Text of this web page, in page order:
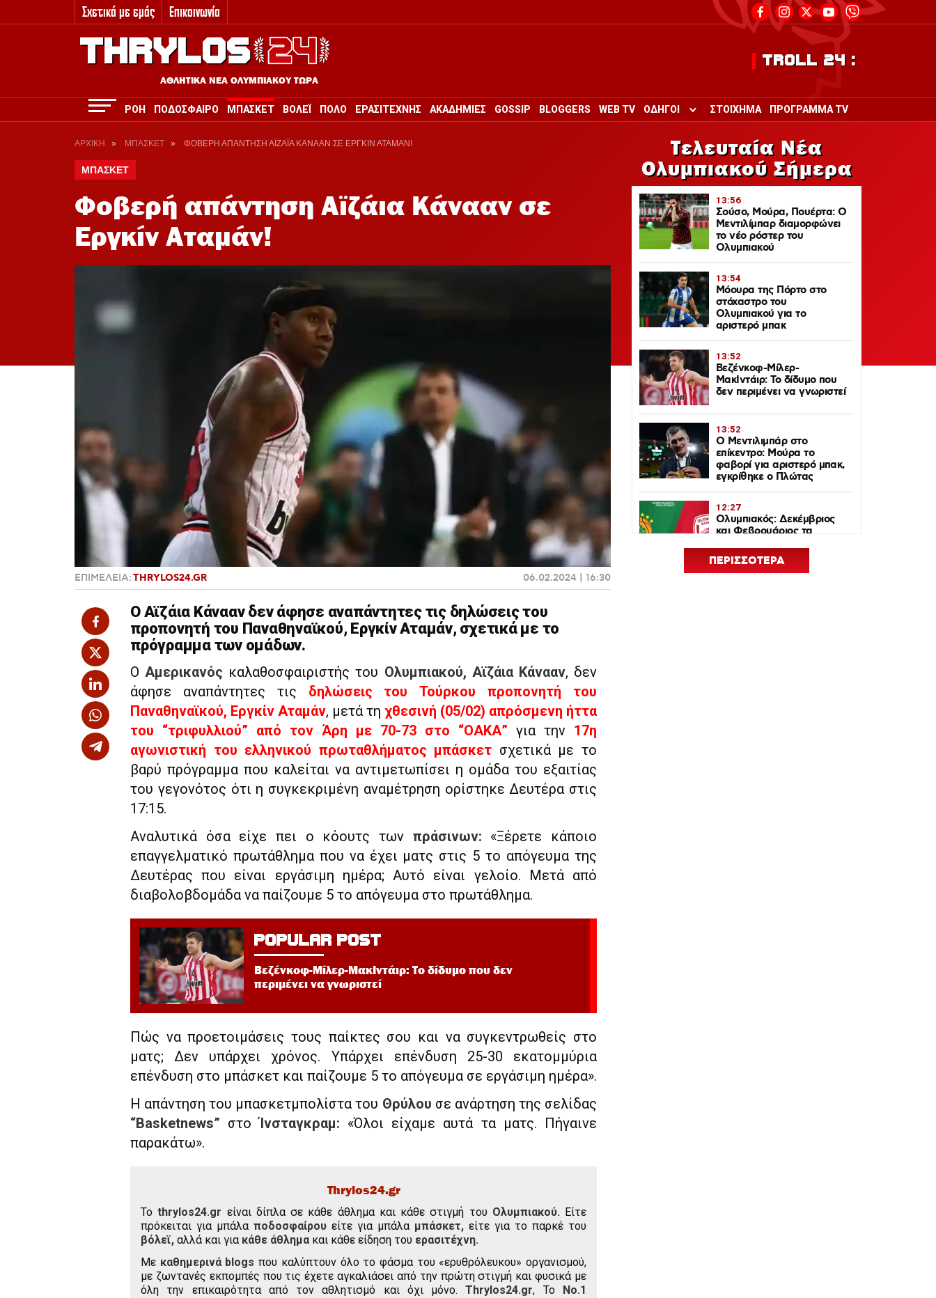
Σχετικά με εμάς Επικοινωνία
ΑΘΛΗΤΙΚΑ ΝΕΑ ΟΛΥΜΠΙΑΚΟΥ ΤΩΡΑ
TROLL 24 :
ΡΟΗ ΠΟΔΟΣΦΑΙΡΟ ΜΠΑΣΚΕΤ ΒΟΛΕΪ ΠΟΛΟ ΕΡΑΣΙΤΕΧΝΗΣ ΑΚΑΔΗΜΙΕΣ GOSSIP BLOGGERS WEB TV
ΟΔΗΓΟΙ
Toggle submenu for ΟΔΗΓΟΙ
ΣΤΟΙΧΗΜΑ ΠΡΟΓΡΑΜΜΑ TV
ΑΡΧΙΚΗ » ΜΠΑΣΚΕΤ » ΦΟΒΕΡΗ ΑΠΑΝΤΗΣΗ ΑΪΖΑΪΑ ΚΑΝΑΑΝ ΣΕ ΕΡΓΚΙΝ ΑΤΑΜΑΝ!
ΜΠΑΣΚΕΤ
Φοβερή απάντηση Αϊζάια Κάνααν σε
Εργκίν Αταμάν!
ΕΠΙΜΕΛΕΙΑ:THRYLOS24.GR 06.02.2024 | 16:30
Ο Αϊζάια Κάνααν δεν άφησε αναπάντητες τις δηλώσεις του
προπονητή του Παναθηναϊκού, Εργκίν Αταμάν, σχετικά με το
πρόγραμμα των ομάδων.
ΟΑμερικανός καλαθοσφαιριστής του Ολυμπιακού, Αϊζάια Κάνααν, δεν
άφησε αναπάντητες τις δηλώσεις του Τούρκου προπονητή του
Παναθηναϊκού, Εργκίν Αταμάν, μετά τη χθεσινή (05/02) απρόσμενη ήττα
του “τριφυλλιού” από τον Άρη με 70-73 στο “ΟΑΚΑ” για την 17η
αγωνιστική του ελληνικού πρωταθλήματος μπάσκετ σχετικά με το
βαρύ πρόγραμμα που καλείται να αντιμετωπίσει η ομάδα του εξαιτίας
του γεγονότος ότι η συγκεκριμένη αναμέτρηση ορίστηκε Δευτέρα στις
17:15.
Αναλυτικά όσα είχε πει ο κόουτς των πράσινων: «Ξέρετε κάποιο
επαγγελματικό πρωτάθλημα που να έχει ματς στις 5 το απόγευμα της
Δευτέρας που είναι εργάσιμη ημέρα; Αυτό είναι γελοίο. Μετά από
διαβολοβδομάδα να παίζουμε 5 το απόγευμα στο πρωτάθλημα.
POPULAR POST
Βεζένκοφ-Μίλερ-ΜακΙντάιρ: Το δίδυμο που δεν
περιμένει να γνωριστεί
Πώς να προετοιμάσεις τους παίκτες σου και να συγκεντρωθείς στο
ματς; Δεν υπάρχει χρόνος. Υπάρχει επένδυση 25-30 εκατομμύρια
επένδυση στο μπάσκετ και παίζουμε 5 το απόγευμα σε εργάσιμη ημέρα».
Η απάντηση του μπασκετμπολίστα του Θρύλου σε ανάρτηση της σελίδας
“Basketnews” στοΊνσταγκραμ: «Όλοι είχαμε αυτά τα ματς. Πήγαινε
παρακάτω».
Thrylos24.gr
Tothrylos24.gr είναι δίπλα σε κάθε άθλημα και κάθε στιγμή του Ολυμπιακού. Είτε
πρόκειται για μπάλα ποδοσφαίρου είτε για μπάλα μπάσκετ, είτε για το παρκέ του
βόλεϊ, αλλά και για κάθε άθλημα και κάθε είδηση του ερασιτέχνη.
Με καθημερινά blogs που καλύπτουν όλο το φάσμα του «ερυθρόλευκου» οργανισμού,
με ζωντανές εκπομπές που τις έχετε αγκαλιάσει από την πρώτη στιγμή και φυσικά με
όλη την επικαιρότητα από τον αθλητισμό και όχι μόνο.Thrylos24.gr, Το Νο.1
Τελευταία Νέα
Ολυμπιακού Σήμερα
13:56
Σούσο, Μούρα, Πουέρτα: Ο
Μεντιλίμπαρ διαμορφώνει
το νέο ρόστερ του
Ολυμπιακού
13:54
Μόουρα της Πόρτο στο
στόχαστρο του
Ολυμπιακού για το
αριστερό μπακ
13:52
Βεζένκοφ-Μίλερ-
ΜακΙντάιρ: Το δίδυμο που
δεν περιμένει να γνωριστεί
13:52
Ο Μεντιλιμπάρ στο
επίκεντρο: Μούρα το
φαβορί για αριστερό μπακ,
εγκρίθηκε ο Πλώτας
12:27
Ολυμπιακός: Δεκέμβριος
και Φεβρουάριος τα
Παναθηναϊκό στη
EuroLeague 2026-27
ΠΕΡΙΣΣΟΤΕΡΑ